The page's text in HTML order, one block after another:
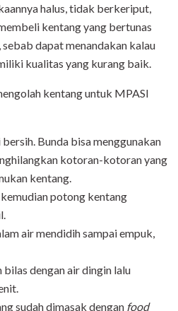
halus, tidak berkeriput,
kentang yang bertunas
dapat menandakan kalau
kualitas yang kurang baik.
kentang untuk MPASI
Bunda bisa menggunakan
kotoran-kotoran yang
kentang.
potong kentang
air mendidih sampai empuk,
dengan air dingin lalu
sudah dimasak dengan food